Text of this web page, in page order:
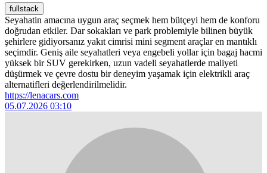
fullstack
Seyahatin amacına uygun araç seçmek hem bütçeyi hem de konforu
doğrudan etkiler. Dar sokakları ve park problemiyle bilinen büyük
şehirlere gidiyorsanız yakıt cimrisi mini segment araçlar en mantıklı
seçimdir. Geniş aile seyahatleri veya engebeli yollar için bagaj hacmi
yüksek bir SUV gerekirken, uzun vadeli seyahatlerde maliyeti
düşürmek ve çevre dostu bir deneyim yaşamak için elektrikli araç
alternatifleri değerlendirilmelidir.
https://lenacars.com
05.07.2026 03:10